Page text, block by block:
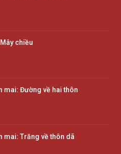
chiều
mai: Đường về hai thôn
mai: Trăng về thôn dã